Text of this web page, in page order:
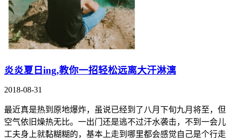
炎炎夏日ing,教你一招轻松远离大汗淋漓
2018-08-31
最近真是热到原地爆炸，虽说已经到了八月下旬九月将至，但
空气依旧燥热无比。一出门还是逃不过汗水袭击，不到一会儿
工夫身上就黏糊糊的，基本上走到哪里都会感觉自己是个行走